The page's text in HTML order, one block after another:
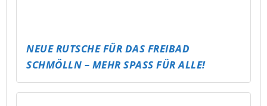
NEUE RUTSCHE FÜR DAS FREIBAD
SCHMÖLLN – MEHR SPASS FÜR ALLE!